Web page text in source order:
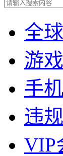
全
游
手
违
VIP